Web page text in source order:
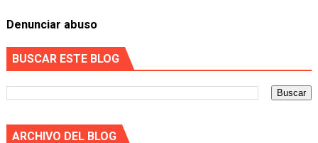
Denunciar abuso
BUSCAR ESTE BLOG
ARCHIVO DEL BLOG